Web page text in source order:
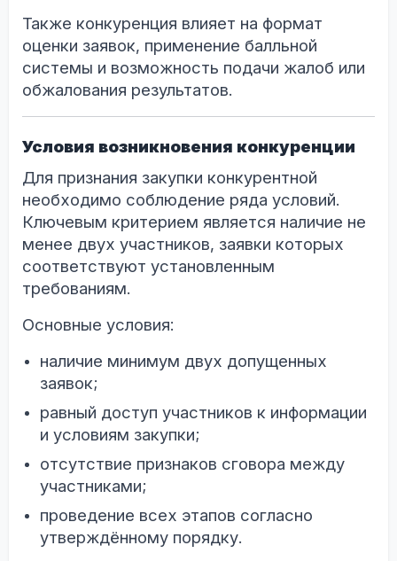
Также конкуренция влияет на формат
оценки заявок, применение балльной
системы и возможность подачи жалоб или
обжалования результатов.
Условия возникновения конкуренции
Для признания закупки конкурентной
необходимо соблюдение ряда условий.
Ключевым критерием является наличие не
менее двух участников, заявки которых
соответствуют установленным
требованиям.
Основные условия:
наличие минимум двух допущенных
заявок;
равный доступ участников к информации
и условиям закупки;
отсутствие признаков сговора между
участниками;
проведение всех этапов согласно
утверждённому порядку.